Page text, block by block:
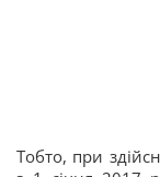
Тобто, при